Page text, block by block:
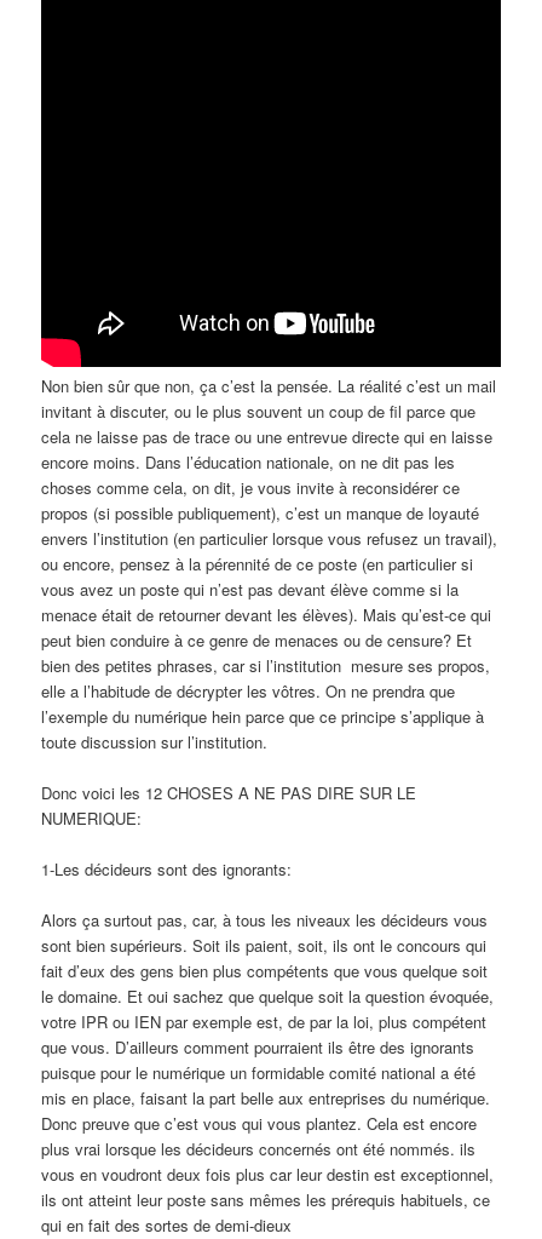
Non bien sûr que non, ça c’est la pensée. La réalité c’est un mail
invitant à discuter, ou le plus souvent un coup de fil parce que
cela ne laisse pas de trace ou une entrevue directe qui en laisse
encore moins. Dans l’éducation nationale, on ne dit pas les
choses comme cela, on dit, je vous invite à reconsidérer ce
propos (si possible publiquement), c’est un manque de loyauté
envers l’institution (en particulier lorsque vous refusez un travail),
ou encore, pensez à la pérennité de ce poste (en particulier si
vous avez un poste qui n’est pas devant élève comme si la
menace était de retourner devant les élèves). Mais qu’est-ce qui
peut bien conduire à ce genre de menaces ou de censure? Et
bien des petites phrases, car si l’institution mesure ses propos,
elle a l’habitude de décrypter les vôtres. On ne prendra que
l’exemple du numérique hein parce que ce principe s’applique à
toute discussion sur l’institution.
Donc voici les 12 CHOSES A NE PAS DIRE SUR LE
NUMERIQUE:
1-Les décideurs sont des ignorants:
Alors ça surtout pas, car, à tous les niveaux les décideurs vous
sont bien supérieurs. Soit ils paient, soit, ils ont le concours qui
fait d’eux des gens bien plus compétents que vous quelque soit
le domaine. Et oui sachez que quelque soit la question évoquée,
votre IPR ou IEN par exemple est, de par la loi, plus compétent
que vous. D’ailleurs comment pourraient ils être des ignorants
puisque pour le numérique un formidable comité national a été
mis en place, faisant la part belle aux entreprises du numérique.
Donc preuve que c’est vous qui vous plantez. Cela est encore
plus vrai lorsque les décideurs concernés ont été nommés. ils
vous en voudront deux fois plus car leur destin est exceptionnel,
ils ont atteint leur poste sans mêmes les prérequis habituels, ce
qui en fait des sortes de demi-dieux